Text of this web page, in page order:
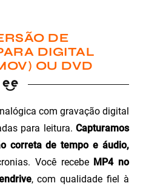
DE
DIGITAL
OU DVD
com gravação digital
para leitura. Capturamos
correta de tempo e áudio,
Você recebe MP4 no
, com qualidade fiel à